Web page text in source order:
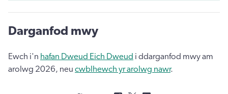
Darganfod mwy
Ewch i'n hafan Dweud Eich Dweud i ddarganfod mwy am
arolwg 2026, neu cwblhewch yr arolwg nawr.